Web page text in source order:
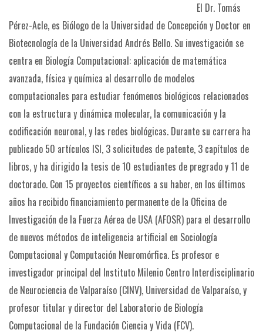
El Dr. Tomás
Pérez-Acle, es Biólogo de la Universidad de Concepción y Doctor en
Biotecnología de la Universidad Andrés Bello. Su investigación se
centra en Biología Computacional: aplicación de matemática
avanzada, física y química al desarrollo de modelos
computacionales para estudiar fenómenos biológicos relacionados
con la estructura y dinámica molecular, la comunicación y la
codificación neuronal, y las redes biológicas. Durante su carrera ha
publicado 50 artículos ISI, 3 solicitudes de patente, 3 capítulos de
libros, y ha dirigido la tesis de 10 estudiantes de pregrado y 11 de
doctorado. Con 15 proyectos científicos a su haber, en los últimos
años ha recibido financiamiento permanente de la Oficina de
Investigación de la Fuerza Aérea de USA (AFOSR) para el desarrollo
de nuevos métodos de inteligencia artificial en Sociología
Computacional y Computación Neuromórfica. Es profesor e
investigador principal del Instituto Milenio Centro Interdisciplinario
de Neurociencia de Valparaíso (CINV), Universidad de Valparaíso, y
profesor titular y director del Laboratorio de Biología
Computacional de la Fundación Ciencia y Vida (FCV).